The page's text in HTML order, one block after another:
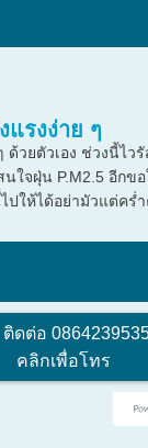
รงง่าย ๆ
วยตัวเอง ช่วงนี้ไว
ใจฝุ่น P.M2.5 อีกข
ปให้ได้อย่ามัวแต่คร่ำ
ติดต่อ
คลิกเพื่อโทร